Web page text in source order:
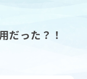
だった？！